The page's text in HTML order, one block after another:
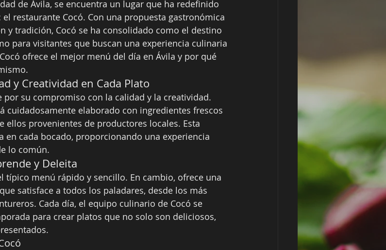
de Ávila, se encuentra un lugar que ha redefinido
restaurante Cocó. Con una propuesta gastronómica
y tradición, Cocó se ha consolidado como el destino
para visitantes que buscan una experiencia culinaria
ofrece el mejor menú del día en Ávila y por qué
y Creatividad en Cada Plato
por su compromiso con la calidad y la creatividad.
cuidadosamente elaborado con ingredientes frescos
ellos provenientes de productores locales. Esta
en cada bocado, proporcionando una experiencia
lo común.
y Deleita
típico menú rápido y sencillo. En cambio, ofrece una
satisface a todos los paladares, desde los más
Cada día, el equipo culinario de Cocó se
para crear platos que no solo son deliciosos,